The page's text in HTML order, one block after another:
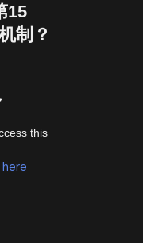
15
制？
this
here